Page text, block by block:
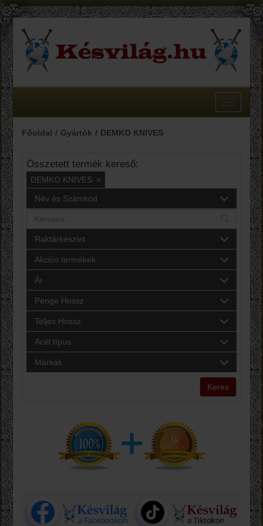
Toggle
Főoldal
Gyártók DEMKO KNIVES
Összetett termék kereső:
DEMKO KNIVES ×
Név és Számkód
Raktárkészlet
Akciós termékek
Ár
Penge Hossz
Teljes Hossz
Acél típus
Márkák
Keres